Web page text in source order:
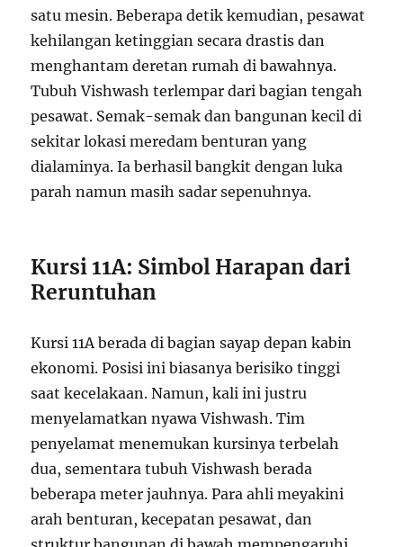
satu mesin. Beberapa detik kemudian, pesawat
kehilangan ketinggian secara drastis dan
menghantam deretan rumah di bawahnya.
Tubuh Vishwash terlempar dari bagian tengah
pesawat. Semak-semak dan bangunan kecil di
sekitar lokasi meredam benturan yang
dialaminya. Ia berhasil bangkit dengan luka
parah namun masih sadar sepenuhnya.
Kursi 11A: Simbol Harapan dari
Reruntuhan
Kursi 11A berada di bagian sayap depan kabin
ekonomi. Posisi ini biasanya berisiko tinggi
saat kecelakaan. Namun, kali ini justru
menyelamatkan nyawa Vishwash. Tim
penyelamat menemukan kursinya terbelah
dua, sementara tubuh Vishwash berada
beberapa meter jauhnya. Para ahli meyakini
arah benturan, kecepatan pesawat, dan